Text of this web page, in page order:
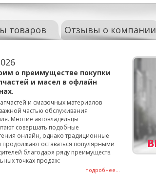
товаров Отзывы о компании
о преимуществе покупки
и масел в офлайн
и смазочных материалов
частью обслуживания
Многие автовладельцы
совершать подобные
онлайн, однако традиционные
продолжают оставаться популярными
благодаря ряду преимуществ.
точках продаж:
подробнее...